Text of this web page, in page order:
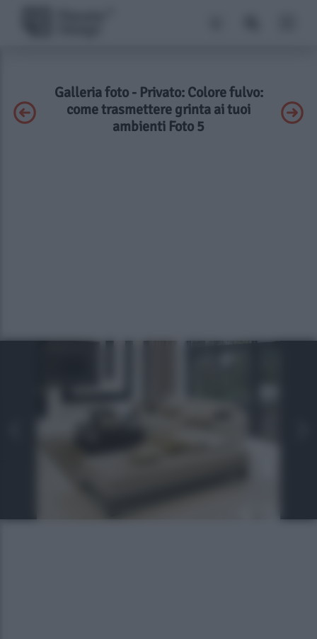
Galleria foto - Privato: Colore fulvo:
come trasmettere grinta ai tuoi
ambienti Foto 5